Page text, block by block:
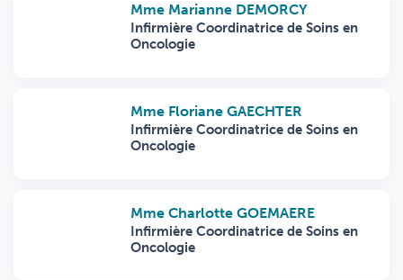
Mme Marianne DEMORCY
Infirmière Coordinatrice de Soins en
Oncologie
Mme Floriane GAECHTER
Infirmière Coordinatrice de Soins en
Oncologie
Mme Charlotte GOEMAERE
Infirmière Coordinatrice de Soins en
Oncologie